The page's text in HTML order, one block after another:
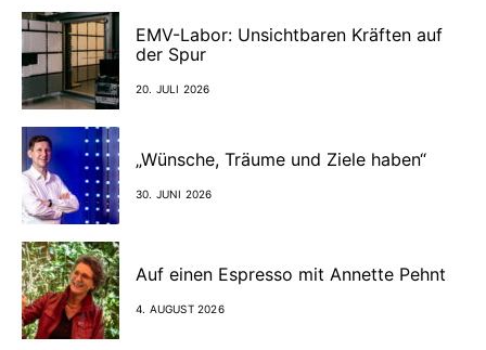
EMV-Labor: Unsichtbaren Kräften auf
der Spur
20. JULI 2026
„Wünsche, Träume und Ziele haben“
30. JUNI 2026
Auf einen Espresso mit Annette Pehnt
4. AUGUST 2026